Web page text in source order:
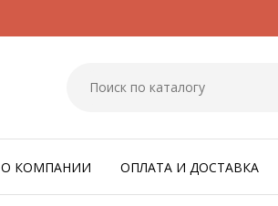
О КОМПАНИИ ОПЛАТА И ДОСТАВКА